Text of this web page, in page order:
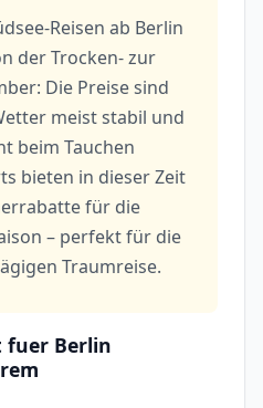
Reisen ab Berlin
der Trocken- zur
Die Preise sind
meist stabil und
beim Tauchen
bieten in dieser Zeit
für die
– perfekt für die
Traumreise.
fuer Berlin